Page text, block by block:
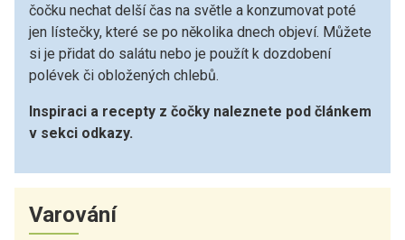
čočku nechat delší čas na světle a konzumovat poté
jen lístečky, které se po několika dnech objeví. Můžete
si je přidat do salátu nebo je použít k dozdobení
polévek či obložených chlebů.
Inspiraci a recepty z čočky naleznete pod článkem
v sekci odkazy.
Varování